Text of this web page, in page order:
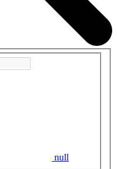
null